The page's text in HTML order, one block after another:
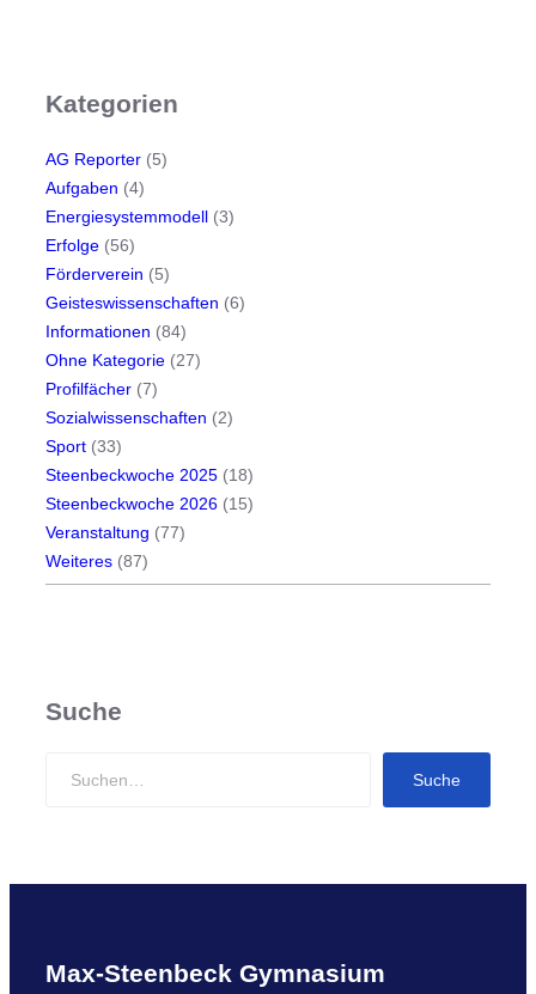
Kategorien
AG Reporter (5)
Aufgaben (4)
Energiesystemmodell (3)
Erfolge (56)
Förderverein (5)
Geisteswissenschaften (6)
Informationen (84)
Ohne Kategorie (27)
Profilfächer (7)
Sozialwissenschaften (2)
Sport (33)
Steenbeckwoche 2025 (18)
Steenbeckwoche 2026 (15)
Veranstaltung (77)
Weiteres (87)
Suche
c
Suche
Max-Steenbeck Gymnasium